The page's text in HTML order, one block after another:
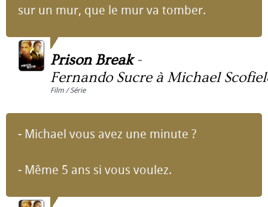
sur un mur, que le mur va tomber.
Prison Break-
Fernando Sucre à Michael
Film / Série
- Michael vous avez une minute ?
- Même 5 ans si vous voulez.